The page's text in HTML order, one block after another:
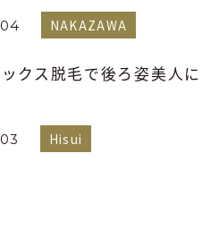
NAKAZAWA
クス脱毛で後ろ姿美人に
Hisui